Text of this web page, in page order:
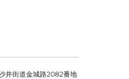
井街道金城路2082番地